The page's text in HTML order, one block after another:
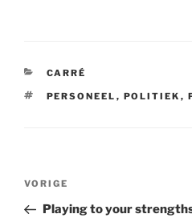
CATEGORIEËN
CARRÉ
TAGS
PERSONEEL , POLITIEK ,
Bericht
Vorig
bericht
VORIGE
Playing to your